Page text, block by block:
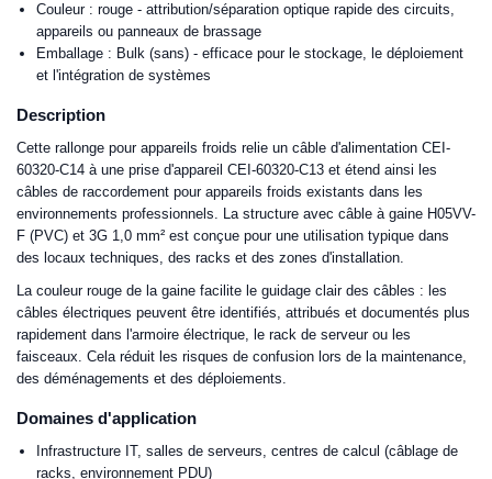
Couleur : rouge - attribution/séparation optique rapide des circuits,
appareils ou panneaux de brassage
Emballage : Bulk (sans) - efficace pour le stockage, le déploiement
et l'intégration de systèmes
Description
Cette rallonge pour appareils froids relie un câble d'alimentation CEI-
60320-C14 à une prise d'appareil CEI-60320-C13 et étend ainsi les
câbles de raccordement pour appareils froids existants dans les
environnements professionnels. La structure avec câble à gaine H05VV-
F (PVC) et 3G 1,0 mm² est conçue pour une utilisation typique dans
des locaux techniques, des racks et des zones d'installation.
La couleur rouge de la gaine facilite le guidage clair des câbles : les
câbles électriques peuvent être identifiés, attribués et documentés plus
rapidement dans l'armoire électrique, le rack de serveur ou les
faisceaux. Cela réduit les risques de confusion lors de la maintenance,
des déménagements et des déploiements.
Domaines d'application
Infrastructure IT, salles de serveurs, centres de calcul (câblage de
racks, environnement PDU)